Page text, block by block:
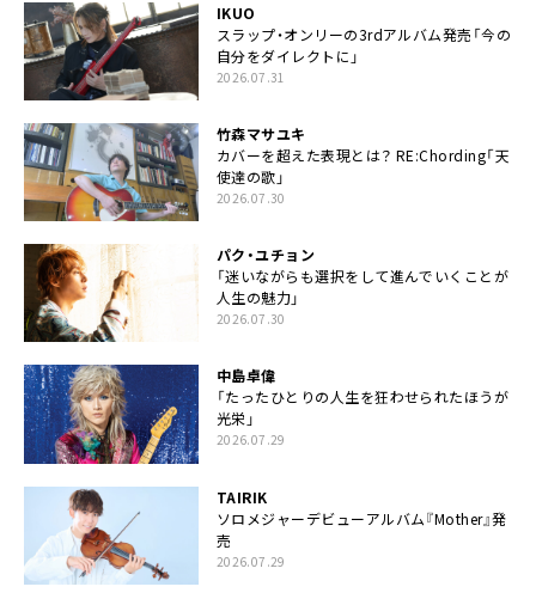
IKUO
スラップ・オンリーの3rdアルバム発売「今の
自分をダイレクトに」
2026.07.31
竹森マサユキ
カバーを超えた表現とは？ RE:Chording「天
使達の歌」
2026.07.30
パク・ユチョン
「迷いながらも選択をして進んでいくことが
人生の魅力」
2026.07.30
中島卓偉
「たったひとりの人生を狂わせられたほうが
光栄」
2026.07.29
TAIRIK
ソロメジャーデビューアルバム『Mother』発
売
2026.07.29